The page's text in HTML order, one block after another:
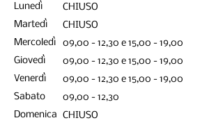
Lunedì
Martedì
Mercoledì
Giovedì
Venerdì
Sabato
Domenica
CHIUSO
CHIUSO
09,00 - 12,30 e 15,00 - 19,00
09,00 - 12,30 e 15,00 - 19,00
09,00 - 12,30 e 15,00 - 19,00
09,00 - 12,30
CHIUSO